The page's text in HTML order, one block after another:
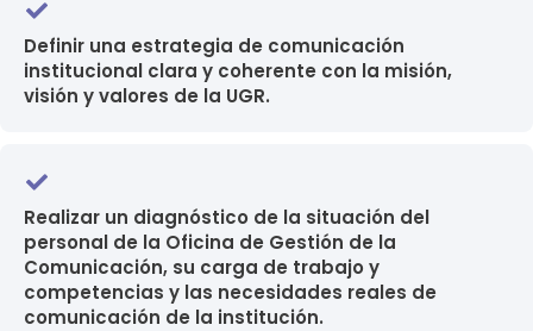
Definir una estrategia de comunicación
institucional clara y coherente con la misión,
visión y valores de la UGR.
Realizar un diagnóstico de la situación del
personal de la Oficina de Gestión de la
Comunicación, su carga de trabajo y
competencias y las necesidades reales de
comunicación de la institución.